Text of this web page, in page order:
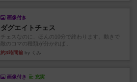
画像付き
ダグエイトチェス
チェスなのに、ほんの10分で終わります。動きで
敵のコマの種類が分かれば...
約3時間前 by くみ
画像付き 充実